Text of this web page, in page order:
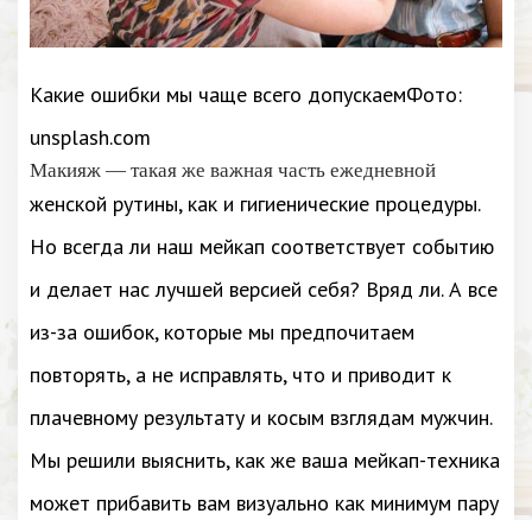
Какие ошибки мы чаще всего допускаемФото:
unsplash.com
Макияж — такая же важная часть ежедневной
женской рутины, как и гигиенические процедуры.
Но всегда ли наш мейкап соответствует событию
и делает нас лучшей версией себя? Вряд ли. А все
из-за ошибок, которые мы предпочитаем
повторять, а не исправлять, что и приводит к
плачевному результату и косым взглядам мужчин.
Мы решили выяснить, как же ваша мейкап-техника
может прибавить вам визуально как минимум пару